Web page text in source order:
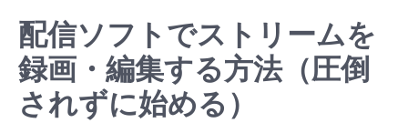
配信ソフトでストリームを
録画・編集する方法（圧倒
されずに始める）